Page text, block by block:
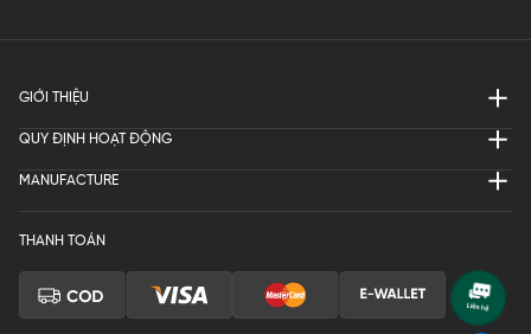
GIỚI THIỆU
QUY ĐỊNH HOẠT ĐỘNG
MANUFACTURE
THANH TOÁN